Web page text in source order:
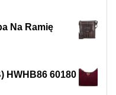
Na Ramię
HWHB86 60180